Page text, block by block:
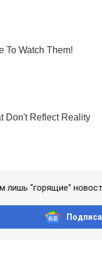
лишь "горящие"